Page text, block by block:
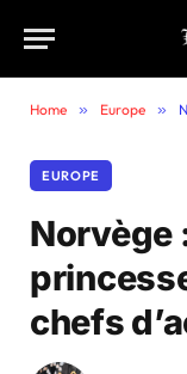
Home » Europe »
EUROPE
Norvège
chefs